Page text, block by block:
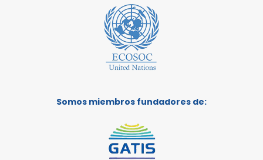
Somos miembros fundadores de: